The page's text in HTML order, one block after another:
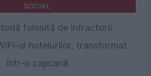
SOCIAL
folosită de infractorii
ul hotelurilor, transformat
într-o capcană